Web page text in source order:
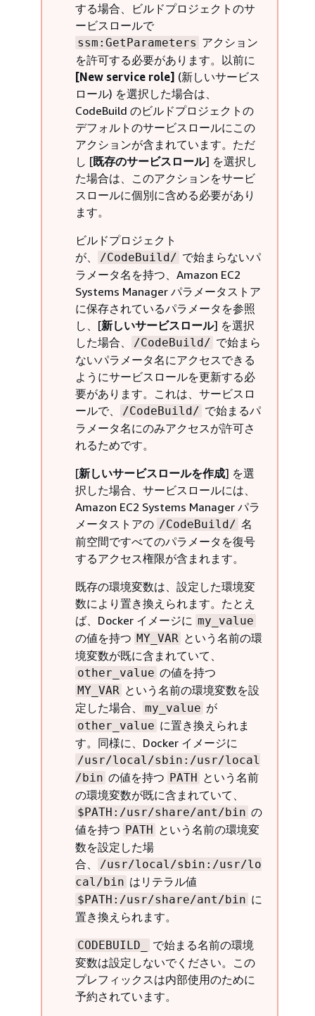
する場合、ビルドプロジェクトのサ
ービスロールで
ssm:GetParameters アクション
を許可する必要があります。以前に
[New service role] (新しいサービス
ロール) を選択した場合は、
CodeBuild のビルドプロジェクトの
デフォルトのサービスロールにこの
アクションが含まれています。ただ
し [既存のサービスロール] を選択し
た場合は、このアクションをサービ
スロールに個別に含める必要があり
ます。
ビルドプロジェクト
が、
/CodeBuild/ で始まらないパ
ラメータ名を持つ、Amazon EC2
Systems Manager パラメータストア
に保存されているパラメータを参照
し、[新しいサービスロール] を選択
した場合、
/CodeBuild/ で始まら
ないパラメータ名にアクセスできる
ようにサービスロールを更新する必
要があります。これは、サービスロ
ールで、
/CodeBuild/ で始まるパ
ラメータ名にのみアクセスが許可さ
れるためです。
[新しいサービスロールを作成] を選
択した場合、サービスロールには、
Amazon EC2 Systems Manager パラ
メータストアの /CodeBuild/ 名
前空間ですべてのパラメータを復号
するアクセス権限が含まれます。
既存の環境変数は、設定した環境変
数により置き換えられます。たとえ
ば、Docker イメージに my_value
の値を持つ MY_VAR という名前の環
境変数が既に含まれていて、
other_value の値を持つ
MY_VAR という名前の環境変数を設
定した場合、
my_value が
other_value に置き換えられま
す。同様に、Docker イメージに
/usr/local/sbin:/usr/local
/bin の値を持つ PATH という名前
の環境変数が既に含まれていて、
$PATH:/usr/share/ant/bin の
値を持つ PATH という名前の環境変
数を設定した場
合、
/usr/local/sbin:/usr/lo
cal/bin はリテラル値
$PATH:/usr/share/ant/bin に
置き換えられます。
CODEBUILD_
で始まる名前の環境
変数は設定しないでください。この
プレフィックスは内部使用のために
予約されています。